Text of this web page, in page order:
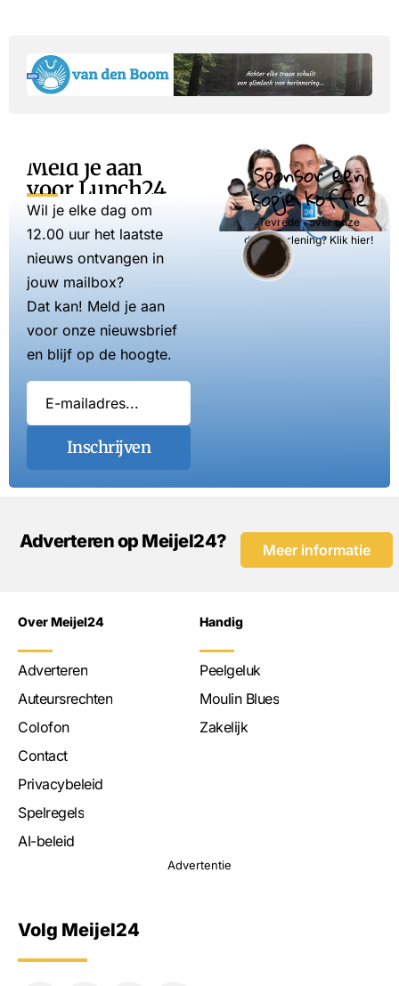
Meld je aan
voor Lunch24
Wil je elke dag om
12.00 uur het laatste
nieuws ontvangen in
jouw mailbox?
Dat kan! Meld je aan
voor onze nieuwsbrief
en blijf op de hoogte.
Inschrijven
Sponsor een
kopje koffie
Tevreden over onze
dienstverlening? Klik hier!
Adverteren op Meijel24? Meer informatie
Over Meijel24
Adverteren
Auteursrechten
Colofon
Contact
Privacybeleid
Spelregels
AI-beleid
Handig
Peelgeluk
Moulin Blues
Zakelijk
Advertentie
Volg Meijel24